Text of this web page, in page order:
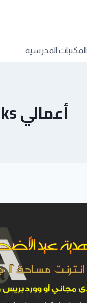
المكتبات المدرسية
أعمالي Ayman Works